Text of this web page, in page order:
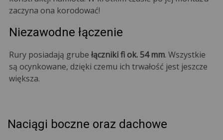
zaczyna ona korodować!
Niezawodne łączenie
Rury posiadają grube łączniki fi ok. 54 mm. Wszystkie
są ocynkowane, dzięki czemu ich trwałość jest jeszcze
większa.
Naciągi boczne oraz dachowe